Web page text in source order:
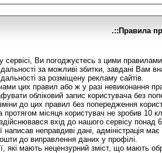
.::Правила
Ви погоджуєтесь з цими правилами
за можливі збитки, завдані Вам
за розміщену рекламу сайтів.
цих правил або ж у разі невиконання
обліковий запис користувача без
до цих правил без попередження
протягом місяця користувач не зробив 10
вхід до нашого сервісу понад
написав неправдиві дані, адміністрація
до виправлення даних у профілі.
які мають нецензурний зміст, що мають